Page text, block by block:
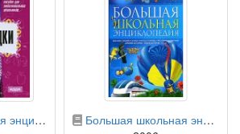
и загадки
бумажная книга
Большая школьная энциклопедия